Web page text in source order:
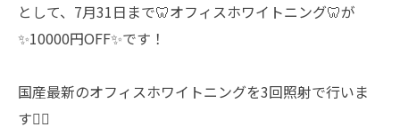
として、7月31日まで🦷オフィスホワイトニング🦷が
✨10000円OFF✨です！
国産最新のオフィスホワイトニングを3回照射で行いま
す🧑‍⚕️